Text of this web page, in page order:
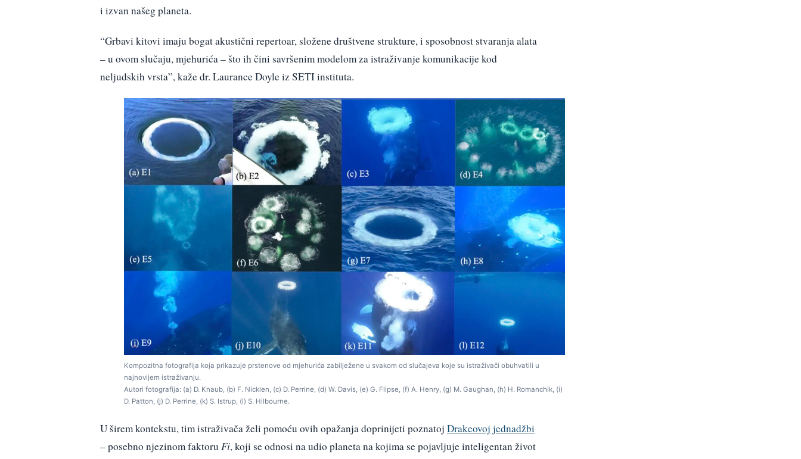
i izvan našeg planeta.
“Grbavi kitovi imaju bogat akustični repertoar, složene društvene strukture, i sposobnost stvaranja alata
– u ovom slučaju, mjehurića – što ih čini savršenim modelom za istraživanje komunikacije kod
neljudskih vrsta”, kaže dr. Laurance Doyle iz SETI instituta.
Kompozitna fotografija koja prikazuje prstenove od mjehurića zabilježene u svakom od slučajeva koje su istraživači obuhvatili u
najnovijem istraživanju.
Autori fotografija: (a) D. Knaub, (b) F. Nicklen, (c) D. Perrine, (d) W. Davis, (e) G. Flipse, (f) A. Henry, (g) M. Gaughan, (h) H. Romanchik, (i)
D. Patton, (j) D. Perrine, (k) S. Istrup, (l) S. Hilbourne.
U širem kontekstu, tim istraživača želi pomoću ovih opažanja doprinijeti poznatoj Drakeovoj jednadžbi
– posebno njezinom faktoru Fi, koji se odnosi na udio planeta na kojima se pojavljuje inteligentan život